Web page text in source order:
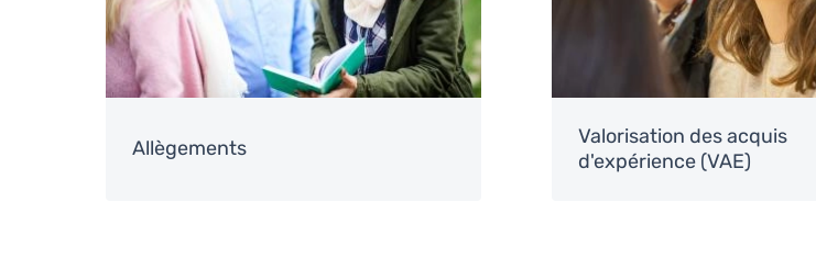
Allègements
Valorisation des acquis
d'expérience (VAE)